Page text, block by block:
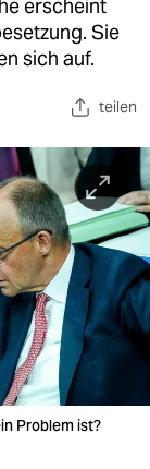
erscheint
Sie
sich auf.
teilen
Problem ist?